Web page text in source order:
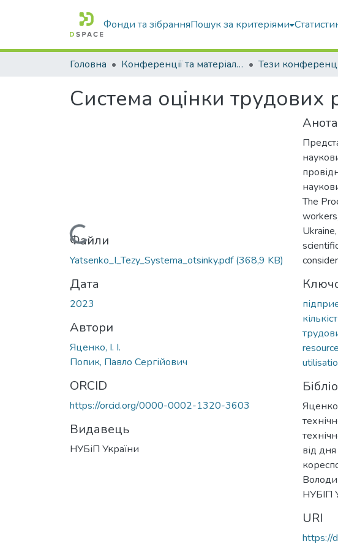
Фонди та зібранняПошук за критеріями
Головна Конференції та матеріали конференцій Тези
Система оцінки трудових
Вантажиться...
Файли
Yatsenko_I_Tezy_Systema_otsinky.pdf(368,9 KB)
Дата
2023
Автори
Яценко, І. І.
Попик, Павло Сергійович
ORCID
https://orcid.org/0000-0002-1320-3603
Видавець
НУБіП України
The
Яценко
від
НУБІП
URI
https://